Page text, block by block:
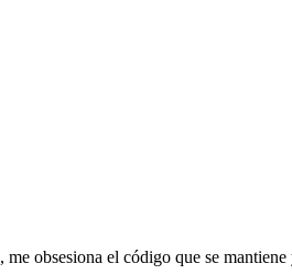
, me obsesiona el código que se